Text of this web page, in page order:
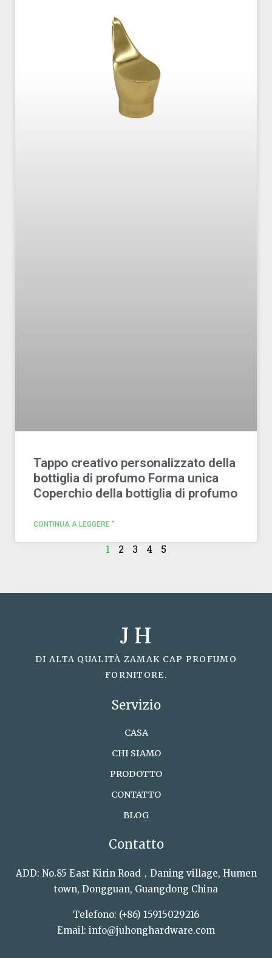
Tappo creativo personalizzato della
bottiglia di profumo Forma unica
Coperchio della bottiglia di profumo
CONTINUA A LEGGERE "
1 2 3 4 5
J H
DI ALTA QUALITÀ ZAMAK CAP PROFUMO
FORNITORE.
Servizio
CASA
CHI SIAMO
PRODOTTO
CONTATTO
BLOG
Contatto
ADD: No.85 East Kirin Road，Daning village, Humen
town, Dongguan, Guangdong China
Telefono: (+86) 15915029216
Email: info@juhonghardware.com